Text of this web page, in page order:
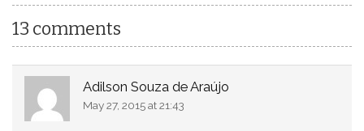
13 comments
Adilson Souza de Araújo
May 27, 2015 at 21:43